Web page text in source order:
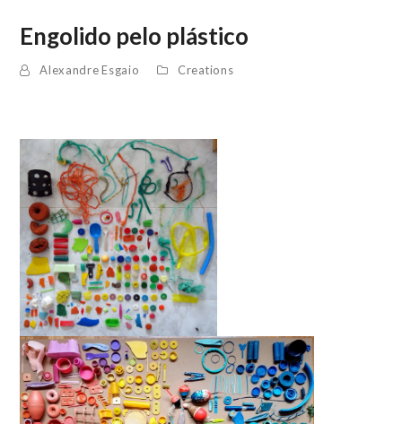
Engolido pelo plástico
Alexandre Esgaio Creations